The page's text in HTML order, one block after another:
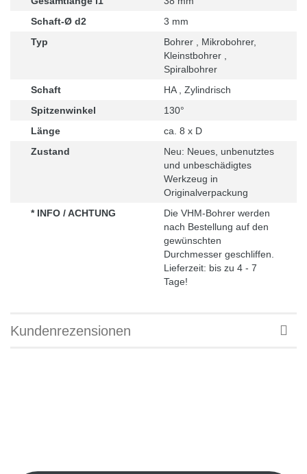
Schaft-Ø d2
3 mm
Typ
Bohrer , Mikrobohrer,
Kleinstbohrer ,
Spiralbohrer
Schaft
HA , Zylindrisch
Spitzenwinkel
130°
Länge
ca. 8 x D
Zustand
Neu: Neues, unbenutztes
und unbeschädigtes
Werkzeug in
Originalverpackung
* INFO / ACHTUNG
Die VHM-Bohrer werden
nach Bestellung auf den
gewünschten
Durchmesser geschliffen.
Lieferzeit: bis zu 4 - 7
Tage!
Kundenrezensionen